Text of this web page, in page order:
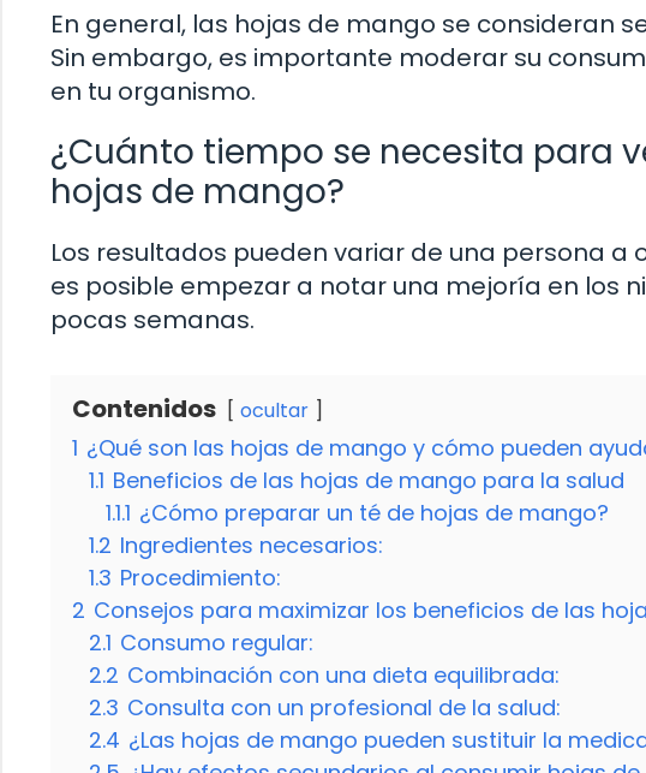
En general, las hojas de mango se consideran
Sin embargo, es importante moderar su
en tu organismo.
¿Cuánto tiempo se necesita para
hojas de mango?
Los resultados pueden variar de una persona a
es posible empezar a notar una mejoría en los
pocas semanas.
Contenidos ocultar
1 ¿Qué son las hojas de mango y cómo pueden
1.1 Beneficios de las hojas de mango para la salud
1.1.1 ¿Cómo preparar un té de hojas de mango?
1.2 Ingredientes necesarios:
1.3 Procedimiento:
2 Consejos para maximizar los beneficios de las
2.1 Consumo regular:
2.2 Combinación con una dieta equilibrada:
2.3 Consulta con un profesional de la salud:
2.4 ¿Las hojas de mango pueden sustituir la